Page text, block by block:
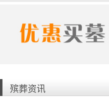
殡葬资讯